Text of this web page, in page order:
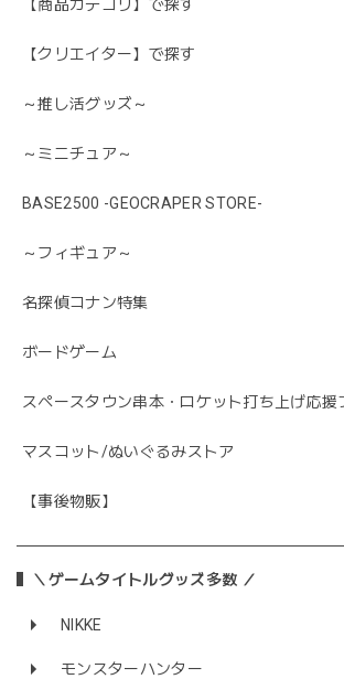
【商品カテゴリ】で探す
【クリエイター】で探す
～推し活グッズ～
～ミニチュア～
BASE2500 -GEOCRAPER STORE-
～フィギュア～
名探偵コナン特集
ボードゲーム
スペースタウン串本・ロケット打ち上げ応援
マスコット/ぬいぐるみストア
【事後物販】
＼ゲームタイトルグッズ多数 ／
NIKKE
モンスターハンター